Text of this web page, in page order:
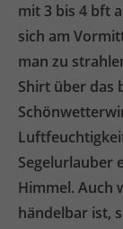
mit 3 bis 4 bft
sich am
man zu
Shirt über das
Segelurlauber
Himmel. Auch
händelbar ist,